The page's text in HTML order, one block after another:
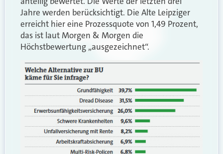
Jahre werden berücksichtigt. Die Alte Leipziger
erreicht hier eine Prozessquote von 1,49 Prozent,
das ist laut Morgen & Morgen die
Höchstbewertung „ausgezeichnet“.